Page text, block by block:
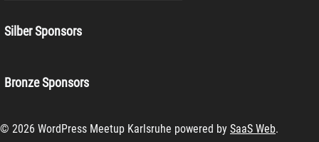
Silber Sponsors
Bronze Sponsors
© 2026 WordPress Meetup Karlsruhe powered by SaaS Web.